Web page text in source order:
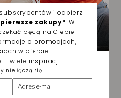
dla